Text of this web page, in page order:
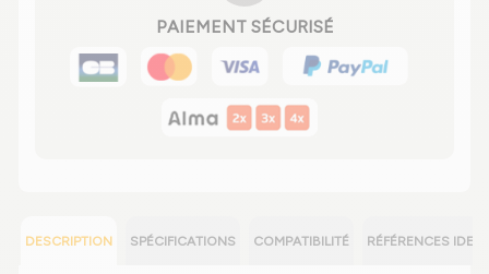
PAIEMENT SÉCURISÉ
DESCRIPTION SPÉCIFICATIONS COMPATIBILITÉ RÉFÉRENCES